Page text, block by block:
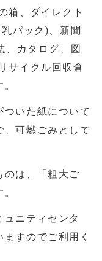
箱、ダイレクト
パック)、新聞
、カタログ、図
サイクル回収倉
ついた紙について
、可燃ごみとして
のは、「粗大ご
ニティセンタ
すのでご利用く